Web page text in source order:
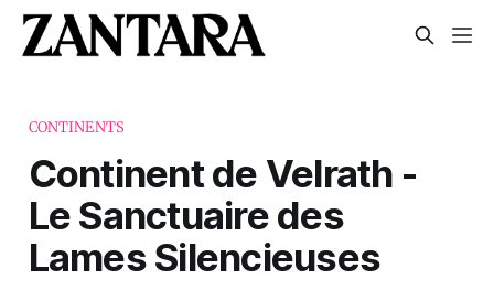
CONTINENTS
Continent de Velrath -
Le Sanctuaire des
Lames Silencieuses